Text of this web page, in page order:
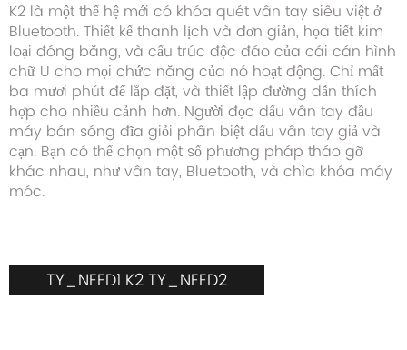
K2 là một thế hệ mới có khóa quét vân tay siêu việt ở
Bluetooth. Thiết kế thanh lịch và đơn giản, họa tiết kim
loại đóng băng, và cấu trúc độc đáo của cái cán hình
chữ U cho mọi chức năng của nó hoạt động. Chỉ mất
ba mươi phút để lắp đặt, và thiết lập đường dẫn thích
hợp cho nhiều cảnh hơn. Người đọc dấu vân tay đầu
máy bán sóng đĩa giỏi phân biệt dấu vân tay giả và
cạn. Bạn có thể chọn một số phương pháp tháo gỡ
khác nhau, như vân tay, Bluetooth, và chìa khóa máy
móc.
TY_NEED1 K2 TY_NEED2